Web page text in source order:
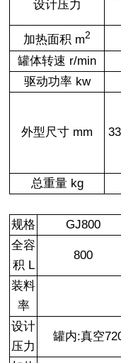
设计压力
加热面积 m2
罐体转速 r/min
驱动功率 kw
外型尺寸 mm
总重量 kg
规格 GJ800
全容
积 L
800
装料
率
设计
压力
罐内:真空